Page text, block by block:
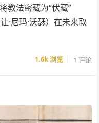
教法密藏为“伏藏”
·尼玛·沃瑟）在未来取
1.6k浏览 1 评论